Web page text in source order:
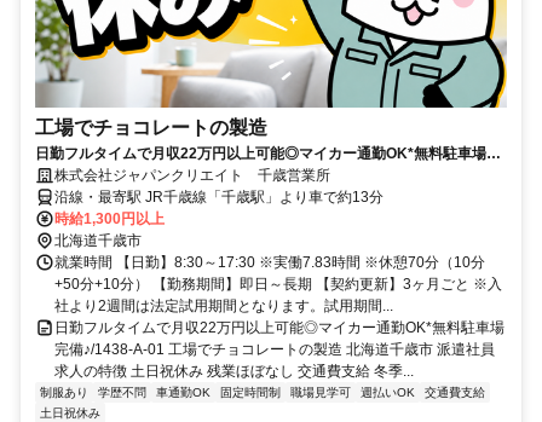
工場でチョコレートの製造
日勤フルタイムで月収22万円以上可能◎マイカー通勤OK*無料駐車場完
備♪株式会社ジャパンクリエイト 千歳営業所
沿線・最寄駅 JR千歳線「千歳駅」より車で約13分
時給1,300円以上
北海道千歳市
就業時間 【日勤】8:30～17:30 ※実働7.83時間 ※休憩70分（10分
+50分+10分） 【勤務期間】即日～長期 【契約更新】3ヶ月ごと ※入
社より2週間は法定試用期間となります。試用期間...
日勤フルタイムで月収22万円以上可能◎マイカー通勤OK*無料駐車場
完備♪/1438-A-01 工場でチョコレートの製造 北海道千歳市 派遣社員
求人の特徴 土日祝休み 残業ほぼなし 交通費支給 冬季...
制服あり 学歴不問 車通勤OK 固定時間制 職場見学可 週払いOK
交通費支給
土日祝休み